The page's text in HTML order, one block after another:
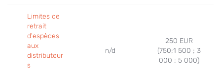
Limites de
retrait
d'espèces
aux
distributeur
s
n/d
250 EUR
(750;1 500 ; 3
000 ; 5 000)